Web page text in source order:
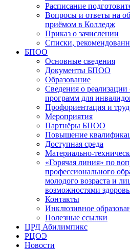
Расписание
Вопросы и ответы на
приёмом в Колледж
Приказ о зачислении
Списки,
БПОО
Основные сведения
Документы БПОО
Образование
Сведения о реализации
программ для
Профориентация и
Мероприятия
Партнёры БПОО
Повышение
Доступная среда
Материально-
«Горячая линия» по
профессионального
молодого возраста и
возможностями
Контакты
Инклюзивное
Полезные ссылки
ЦРД Абилимпикс
РЦОЭ
Новости